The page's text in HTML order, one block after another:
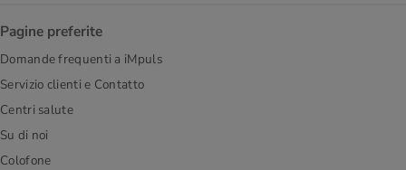
Pagine preferite
Domande frequenti a iMpuls
Servizio clienti e Contatto
Centri salute
Su di noi
Colofone